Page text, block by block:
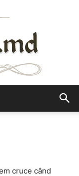
cruce când